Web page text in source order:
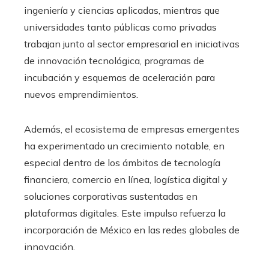
ingeniería y ciencias aplicadas, mientras que
universidades tanto públicas como privadas
trabajan junto al sector empresarial en iniciativas
de innovación tecnológica, programas de
incubación y esquemas de aceleración para
nuevos emprendimientos.
Además, el ecosistema de empresas emergentes
ha experimentado un crecimiento notable, en
especial dentro de los ámbitos de tecnología
financiera, comercio en línea, logística digital y
soluciones corporativas sustentadas en
plataformas digitales. Este impulso refuerza la
incorporación de México en las redes globales de
innovación.